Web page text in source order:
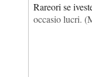
Rareori se
occasio lucri.